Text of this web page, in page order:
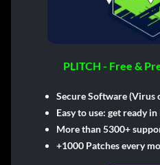
PLITCH - Free &
Secure Software (Virus
Easy to use: get ready
More than 5300+
+1000 Patches every